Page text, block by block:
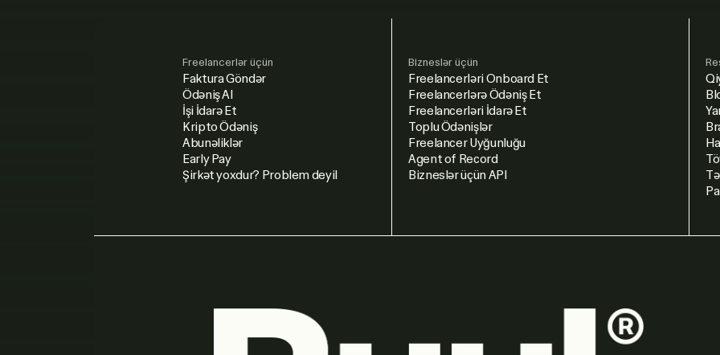
Freelancerlər üçün
Faktura Göndər
Ödəniş Al
İşi İdarə Et
Kripto Ödəniş
Abunəliklər
Early Pay
Şirkət yoxdur? Problem deyil
Bizneslər üçün
Freelancerləri Onboard Et
Freelancerlərə Ödəniş Et
Freelancerləri İdarə Et
Toplu Ödənişlər
Freelancer Uyğunluğu
Agent of Record
Bizneslər üçün API